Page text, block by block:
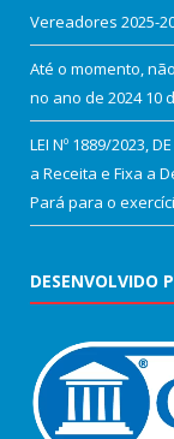
Vereadores 2025-
Até o momento,
no ano de 2024 10
LEI Nº 1889/2023,
a Receita e Fixa a
Pará para o
DESENVOLVIDO